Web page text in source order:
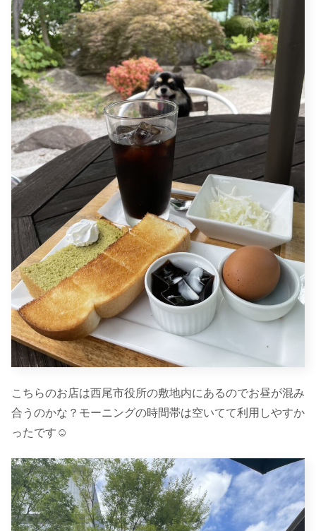
こちらのお店は西尾市役所の敷地内にあるのでお昼が混み
合うのかな？モーニングの時間帯は空いてて利用しやすか
ったです☺︎